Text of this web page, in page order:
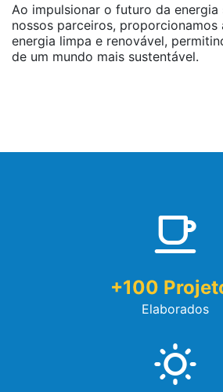
Ao impulsionar o futuro da energia
nossos parceiros, proporcionamos
energia limpa e renovável,
de um mundo mais sustentável.
+100
Elaborados